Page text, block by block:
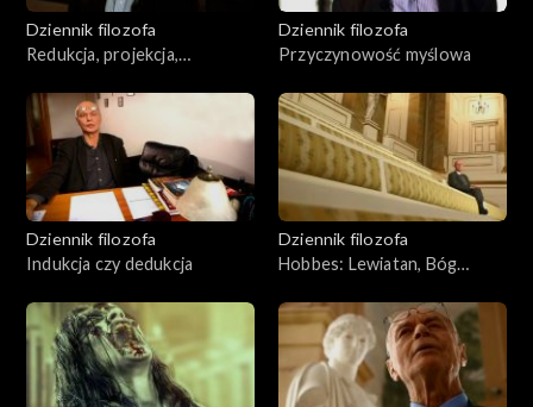
Dziennik filozofa
Redukcja, projekcja,
Dziennik filozofa
Przyczynowość myślowa
Dziennik filozofa
Indukcja czy dedukcja
Dziennik filozofa
Hobbes: Lewiatan, Bóg